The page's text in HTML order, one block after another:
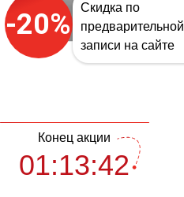
-20%
Скидка по
предварительной
записи на сайте
Конец акции
01:13:42